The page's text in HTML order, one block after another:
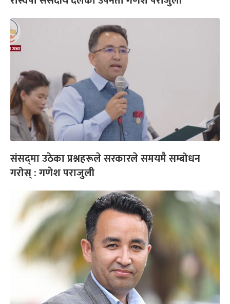
संसद्‌मा उठेका प्रश्नहरूले सरकारले समयमै सम्बोधन
गरोस् : गणेश पराजुली